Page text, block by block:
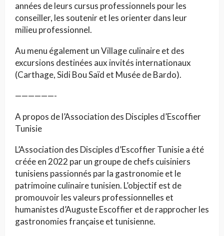
années de leurs cursus professionnels pour les
conseiller, les soutenir et les orienter dans leur
milieu professionnel.
Au menu également un Village culinaire et des
excursions destinées aux invités internationaux
(Carthage, Sidi Bou Saïd et Musée de Bardo).
——————-
A propos de l’Association des Disciples d’Escoffier
Tunisie
L’Association des Disciples d’Escoffier Tunisie a été
créée en 2022 par un groupe de chefs cuisiniers
tunisiens passionnés par la gastronomie et le
patrimoine culinaire tunisien. L’objectif est de
promouvoir les valeurs professionnelles et
humanistes d’Auguste Escoffier et de rapprocher les
gastronomies française et tunisienne.